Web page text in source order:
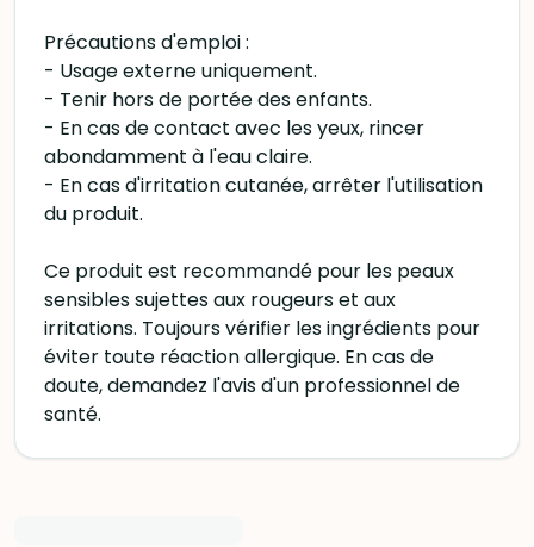
Précautions d'emploi :
- Usage externe uniquement.
- Tenir hors de portée des enfants.
- En cas de contact avec les yeux, rincer
abondamment à l'eau claire.
- En cas d'irritation cutanée, arrêter l'utilisation
du produit.
Ce produit est recommandé pour les peaux
sensibles sujettes aux rougeurs et aux
irritations. Toujours vérifier les ingrédients pour
éviter toute réaction allergique. En cas de
doute, demandez l'avis d'un professionnel de
santé.